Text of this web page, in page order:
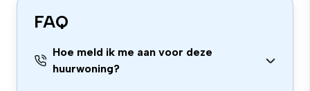
FAQ
Hoe meld ik me aan voor deze
huurwoning?